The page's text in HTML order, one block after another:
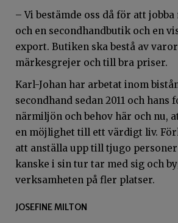
– Vi bestämde oss då för att
och en secondhandbutik och en
export. Butiken ska bestå av
märkesgrejer och till bra priser.
Karl-Johan har arbetat inom
secondhand sedan 2011 och hans
närmiljön och behov här och nu,
en möjlighet till ett värdigt liv.
att anställa upp till tjugo personer
kanske i sin tur tar med sig och
verksamheten på fler platser.
JOSEFINE MILTON